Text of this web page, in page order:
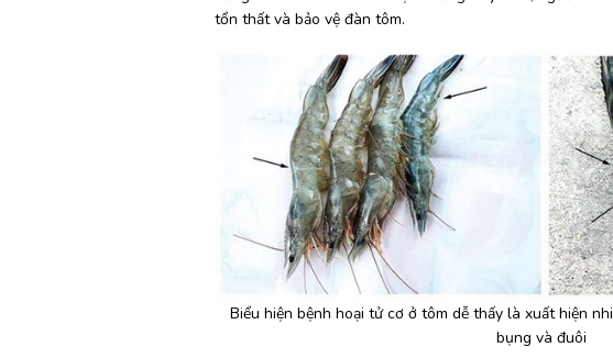
tổn thất và bảo vệ đàn tôm.
Biểu hiện bệnh hoại tử cơ ở tôm dễ thấy là xuất hiện
bụng và đuôi